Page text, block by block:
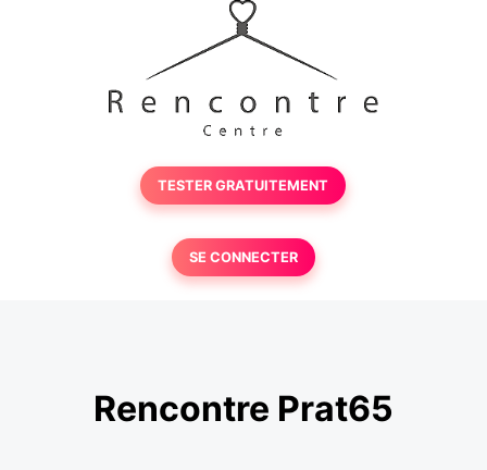
TESTER GRATUITEMENT
SE CONNECTER
Rencontre Prat65